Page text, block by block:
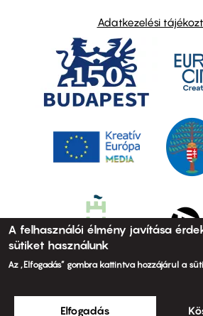
Adatkezelési
A felhasználói élmény javítása
sütiket használunk
Az „Elfogadás” gombra kattintva hozzájárul a
Elfogadás